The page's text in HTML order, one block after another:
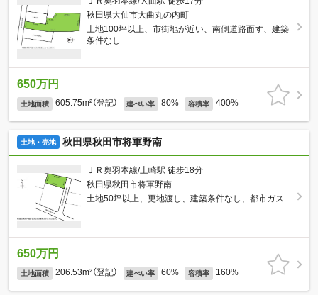
秋田県大仙市大曲丸の内町
土地100坪以上、市街地が近い、南側道路面す、建築
条件なし
650万円
土地面積 605.75m²（登記） 建ぺい率 80% 容積率 400%
土地・売地 秋田県秋田市将軍野南
ＪＲ奥羽本線/土崎駅 徒歩18分
秋田県秋田市将軍野南
土地50坪以上、更地渡し、建築条件なし、都市ガス
650万円
土地面積 206.53m²（登記） 建ぺい率 60% 容積率 160%